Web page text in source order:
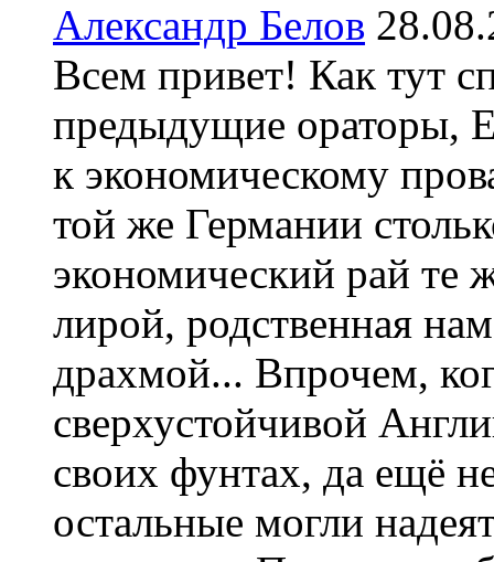
Александр Белов
Всем привет! Как тут
предыдущие ораторы,
к экономическому
той же Германии
экономический рай те
лирой, родственная
драхмой... Впрочем,
сверхустойчивой
своих фунтах, да ещё
остальные могли